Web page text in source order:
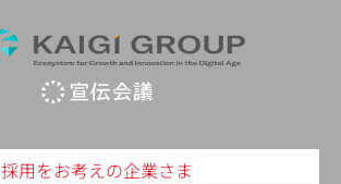
採用をお考えの企業さま